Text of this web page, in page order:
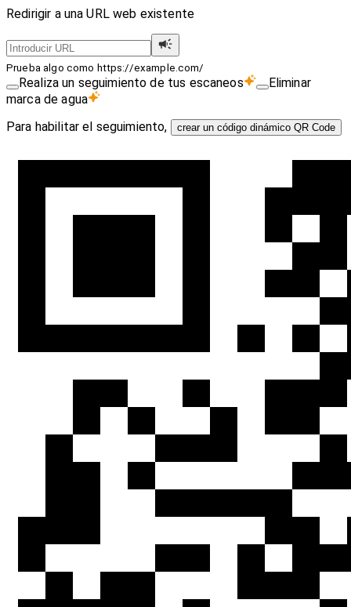
Redirigir a una URL web existente
Prueba algo como https://example.com/
Realiza un seguimiento de tus escaneos
Eliminar
marca de agua
Para habilitar el seguimiento,
crear un código dinámico QR Code